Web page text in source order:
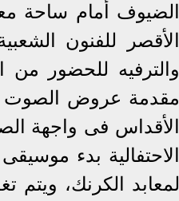
الضيوف أمام ساحة
الأقصر للفنون
والترفيه للحضور من
مقدمة عروض الصوت
الأقداس فى واجهة
الاحتفالية بدء
لمعابد الكرنك،